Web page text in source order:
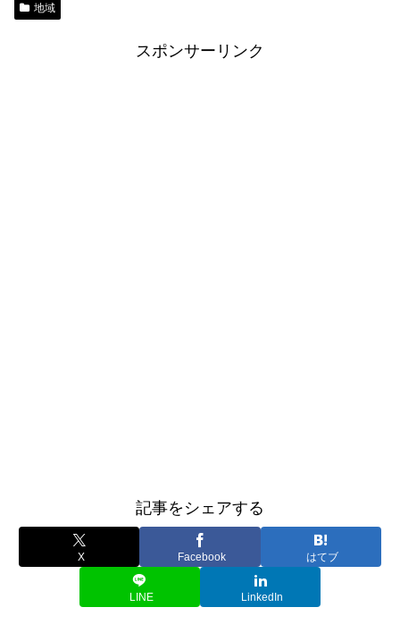
地域
スポンサーリンク
記事をシェアする
X Facebook はてブ
LINE LinkedIn